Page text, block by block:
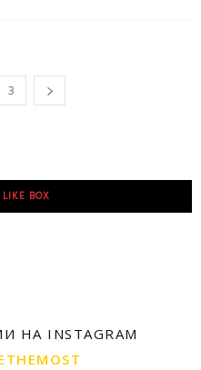
3
LIKE BOX
НА INSTAGRAM